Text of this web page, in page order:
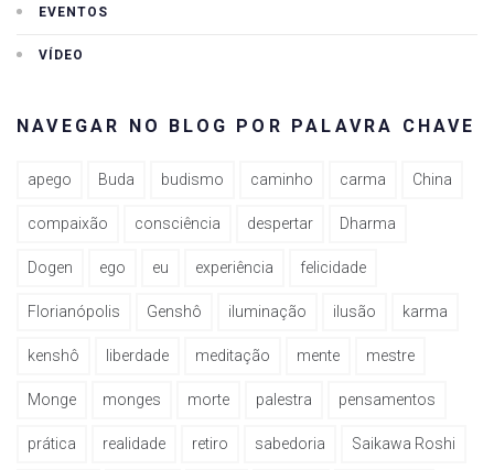
EVENTOS
VÍDEO
NAVEGAR NO BLOG POR PALAVRA CHAVE
apego Buda budismo caminho carma China
compaixão consciência despertar Dharma
Dogen ego eu experiência felicidade
Florianópolis Genshô iluminação ilusão karma
kenshô liberdade meditação mente mestre
Monge monges morte palestra pensamentos
prática realidade retiro sabedoria Saikawa Roshi